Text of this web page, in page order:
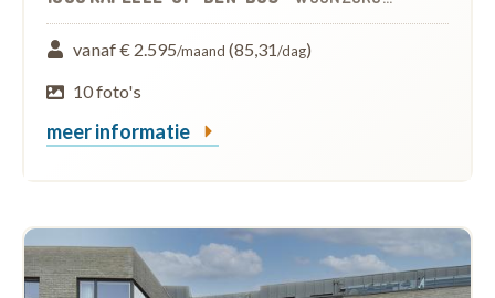
vanaf € 2.595/maand (85,31/dag)
10 foto's
meer informatie